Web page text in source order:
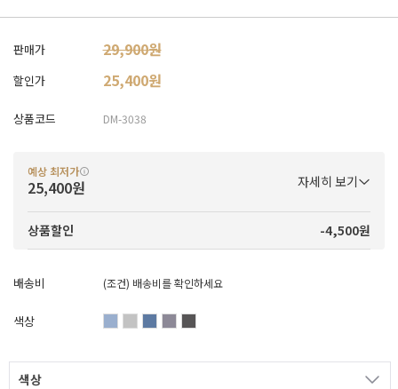
판매가 29,900원
할인가 25,400원
상품코드 DM-3038
예상 최저가
25,400원 자세히 보기
상품할인 -4,500원
배송비 (조건) 배송비를 확인하세요
색상
색상